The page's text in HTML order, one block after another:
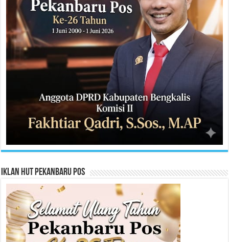
Iklan HUT Pekanbaru Pos